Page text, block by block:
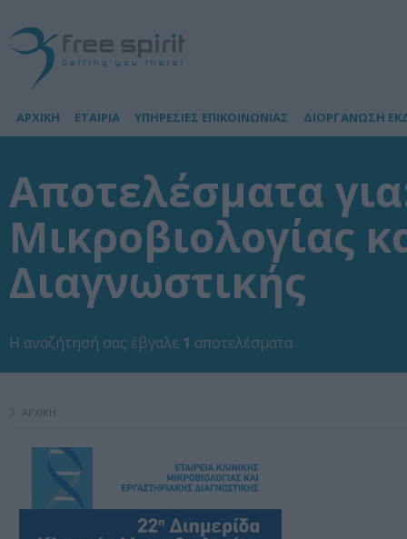
ΑΡΧΙΚΗ ΕΤΑΙΡΙΑ ΥΠΗΡΕΣΙΕΣ ΕΠΙΚΟΙΝΩΝΙΑΣ ΔΙΟΡΓΑΝΩΣΗ
Αποτελέσματα
Μικροβιολογίας
Διαγνωστικής
Η αναζήτησή σας έβγαλε 1 αποτελέσματα
ΑΡΧΙΚΗ